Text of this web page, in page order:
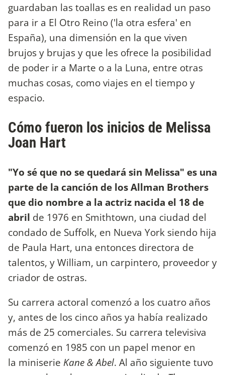
guardaban las toallas es en realidad un paso
para ir a El Otro Reino ('la otra esfera' en
España), una dimensión en la que viven
brujos y brujas y que les ofrece la posibilidad
de poder ir a Marte o a la Luna, entre otras
muchas cosas, como viajes en el tiempo y
espacio.
Cómo fueron los inicios de Melissa
Joan Hart
"Yo sé que no se quedará sin Melissa" es una
parte de la canción de los Allman Brothers
que dio nombre a la actriz nacida el 18 de
abril de 1976 en Smithtown, una ciudad del
condado de Suffolk, en Nueva York siendo hija
de Paula Hart, una entonces directora de
talentos, y William, un carpintero, proveedor y
criador de ostras.
Su carrera actoral comenzó a los cuatro años
y, antes de los cinco años ya había realizado
más de 25 comerciales. Su carrera televisiva
comenzó en 1985 con un papel menor en
la miniserie Kane & Abel. Al año siguiente tuvo